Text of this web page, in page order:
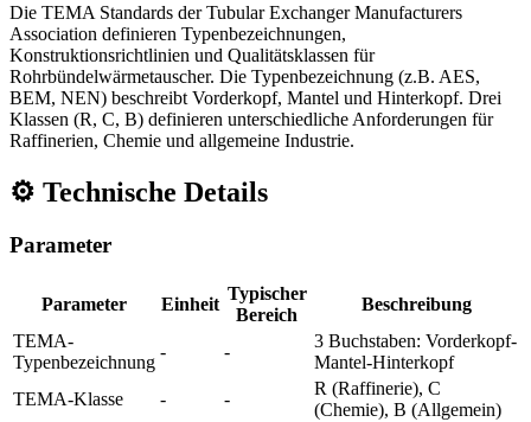
Die TEMA Standards der Tubular Exchanger Manufacturers
Association definieren Typenbezeichnungen,
Konstruktionsrichtlinien und Qualitätsklassen für
Rohrbündelwärmetauscher. Die Typenbezeichnung (z.B. AES,
BEM, NEN) beschreibt Vorderkopf, Mantel und Hinterkopf. Drei
Klassen (R, C, B) definieren unterschiedliche Anforderungen für
Raffinerien, Chemie und allgemeine Industrie.
⚙️ Technische Details
Parameter
Parameter Einheit
Typischer
Bereich
Beschreibung
TEMA-
Typenbezeichnung
- -
3 Buchstaben: Vorderkopf-
Mantel-Hinterkopf
TEMA-Klasse
- -
R (Raffinerie), C
(Chemie), B (Allgemein)